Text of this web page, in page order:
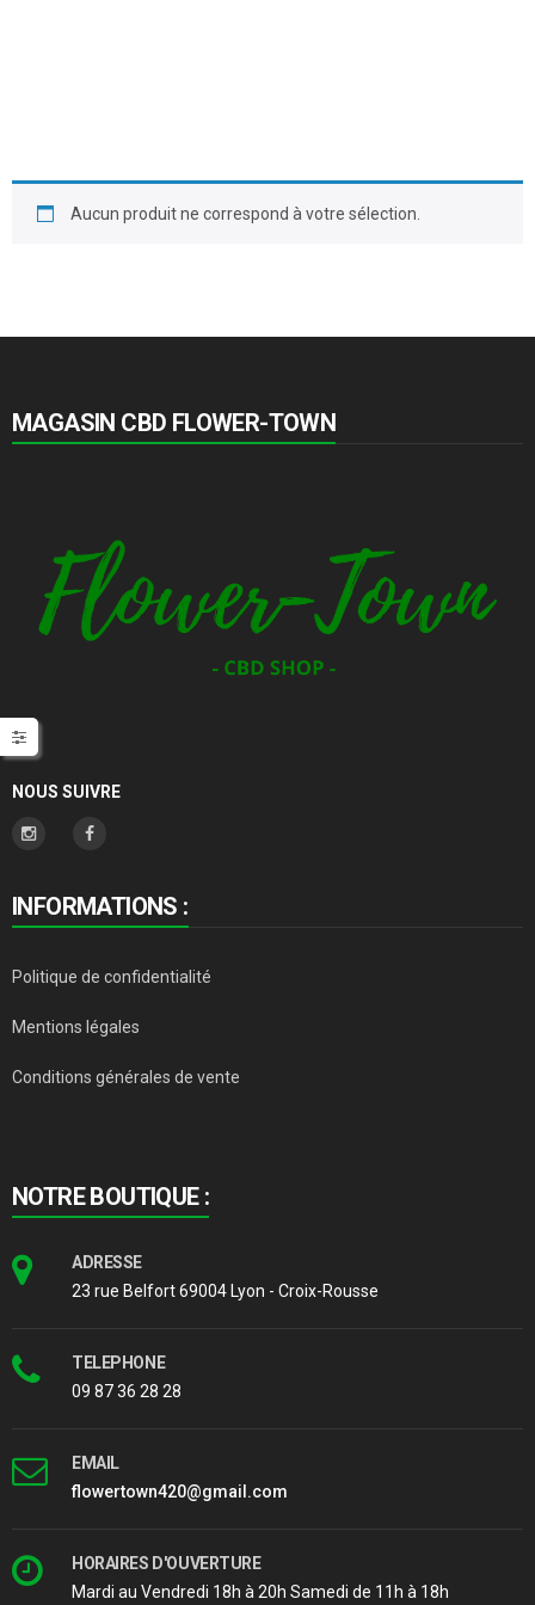
Aucun produit ne correspond à votre sélection.
MAGASIN CBD FLOWER-TOWN
NOUS SUIVRE
INFORMATIONS :
Politique de confidentialité
Mentions légales
Conditions générales de vente
NOTRE BOUTIQUE :
ADRESSE
23 rue Belfort 69004 Lyon - Croix-Rousse
TELEPHONE
09 87 36 28 28
EMAIL
flowertown420@gmail.com
HORAIRES D'OUVERTURE
Mardi au Vendredi 18h à 20h Samedi de 11h à 18h